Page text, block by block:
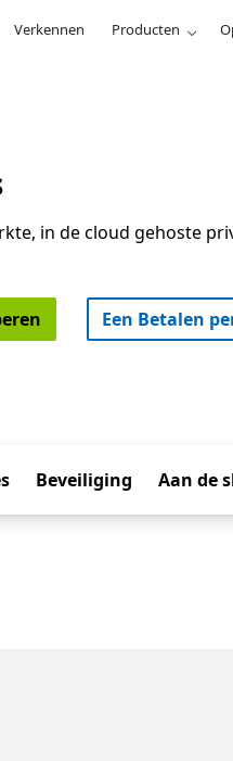
Verkennen Producten
in de cloud gehoste
Een Betalen
Beveiliging Aan de